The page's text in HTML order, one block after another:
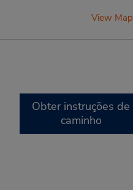
View Map
Obter instruções de
caminho